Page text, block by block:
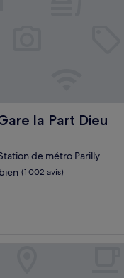
la Part Dieu
la Part Dieu
de métro Parilly
(1 002 avis)